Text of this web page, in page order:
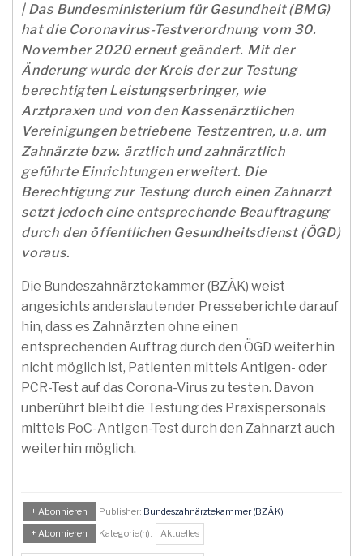
| Das Bundesministerium für Gesundheit (BMG)
hat die Coronavirus-Testverordnung vom 30.
November 2020 erneut geändert. Mit der
Änderung wurde der Kreis der zur Testung
berechtigten Leistungserbringer, wie
Arztpraxen und von den Kassenärztlichen
Vereinigungen betriebene Testzentren, u.a. um
Zahnärzte bzw. ärztlich und zahnärztlich
geführte Einrichtungen erweitert. Die
Berechtigung zur Testung durch einen Zahnarzt
setzt jedoch eine entsprechende Beauftragung
durch den öffentlichen Gesundheitsdienst (ÖGD)
voraus.
Die Bundeszahnärztekammer (BZÄK) weist
angesichts anderslautender Presseberichte darauf
hin, dass es Zahnärzten ohne einen
entsprechenden Auftrag durch den ÖGD weiterhin
nicht möglich ist, Patienten mittels Antigen- oder
PCR-Test auf das Corona-Virus zu testen. Davon
unberührt bleibt die Testung des Praxispersonals
mittels PoC-Antigen-Test durch den Zahnarzt auch
weiterhin möglich.
+ Abonnieren Publisher: Bundeszahnärztekammer (BZÄK)
+ Abonnieren
Kategorie(n): Aktuelles